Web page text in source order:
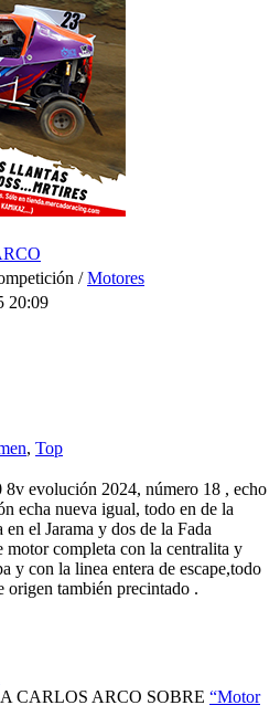
/Motores
20:09
, Top
8v evolución 2024, número 18 , echo
echa nueva igual, todo en de la
el Jarama y dos de la Fada
completa con la centralita y
y con la linea entera de escape,todo
origen también precintado .
CARLOS ARCO SOBRE “Motor